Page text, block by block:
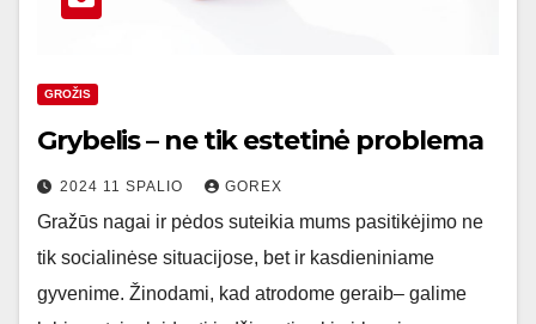
GROŽIS
Grybelis – ne tik estetinė problema
2024 11 SPALIO GOREX
Gražūs nagai ir pėdos suteikia mums pasitikėjimo ne
tik socialinėse situacijose, bet ir kasdieniniame
gyvenime. Žinodami, kad atrodome geraib– galime